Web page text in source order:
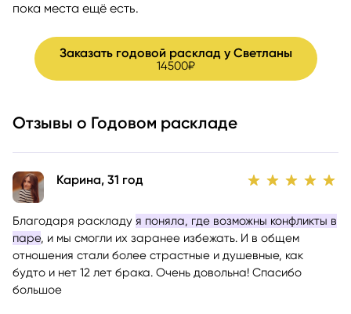
пока места ещё есть.
Заказать годовой расклад у Светланы
14500₽
Отзывы о Годовом раскладе
Карина, 31 год
Благодаря раскладу я поняла, где возможны конфликты в
паре, и мы смогли их заранее избежать. И в общем
отношения стали более страстные и душевные, как
будто и нет 12 лет брака. Очень довольна! Спасибо
большое